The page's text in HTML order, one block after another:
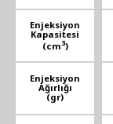
Enjeksiyon
Kapasitesi
(cm3)
Enjeksiyon
Ağırlığı
(gr)